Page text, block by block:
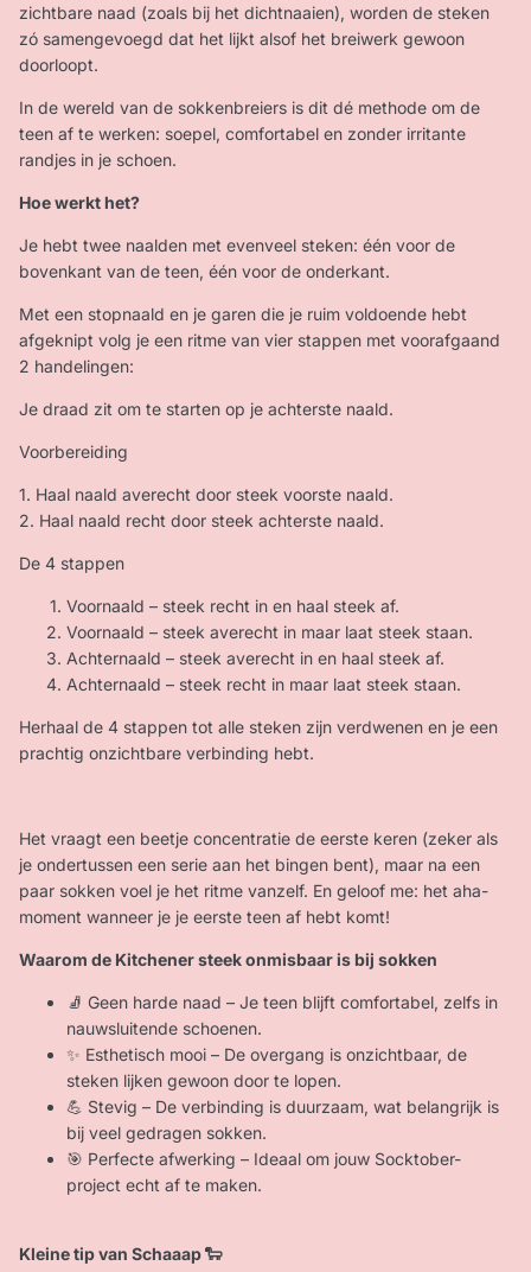
zichtbare naad (zoals bij het dichtnaaien), worden de steken
zó samengevoegd dat het lijkt alsof het breiwerk gewoon
doorloopt.
In de wereld van de sokkenbreiers is dit dé methode om de
teen af te werken: soepel, comfortabel en zonder irritante
randjes in je schoen.
Hoe werkt het?
Je hebt twee naalden met evenveel steken: één voor de
bovenkant van de teen, één voor de onderkant.
Met een stopnaald en je garen die je ruim voldoende hebt
afgeknipt volg je een ritme van vier stappen met voorafgaand
2 handelingen:
Je draad zit om te starten op je achterste naald.
Voorbereiding
1. Haal naald averecht door steek voorste naald.
2. Haal naald recht door steek achterste naald.
De 4 stappen
Voornaald – steek recht in en haal steek af.
Voornaald – steek averecht in maar laat steek staan.
Achternaald – steek averecht in en haal steek af.
Achternaald – steek recht in maar laat steek staan.
Herhaal de 4 stappen tot alle steken zijn verdwenen en je een
prachtig onzichtbare verbinding hebt.
Het vraagt een beetje concentratie de eerste keren (zeker als
je ondertussen een serie aan het bingen bent), maar na een
paar sokken voel je het ritme vanzelf. En geloof me: het aha-
moment wanneer je je eerste teen af hebt komt!
Waarom de Kitchener steek onmisbaar is bij sokken
🧦 Geen harde naad – Je teen blijft comfortabel, zelfs in
nauwsluitende schoenen.
✨ Esthetisch mooi – De overgang is onzichtbaar, de
steken lijken gewoon door te lopen.
💪 Stevig – De verbinding is duurzaam, wat belangrijk is
bij veel gedragen sokken.
🎯 Perfecte afwerking – Ideaal om jouw Socktober-
project echt af te maken.
Kleine tip van Schaaap 🐑